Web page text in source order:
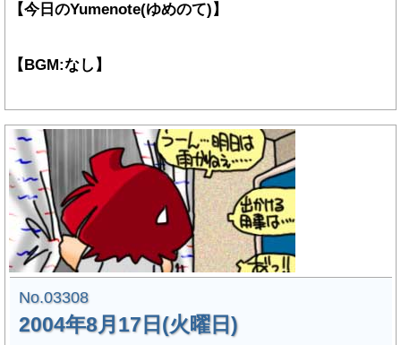
【今日のYumenote(ゆめのて)】
【BGM:なし】
No.03308
2004年8月17日(火曜日)